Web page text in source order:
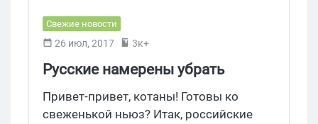
Свежие новости
26 июл, 2017 3к+
Русские намерены убрать
посредников в размещении
Интернет-объявлений
Привет-привет, котаны! Готовы ко
свеженькой ньюз? Итак, российские